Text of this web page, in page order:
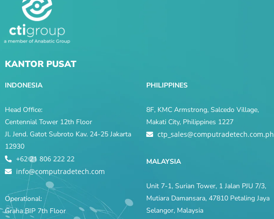
KANTOR PUSAT
INDONESIA
Head Office:
Centennial Tower 12th Floor
Jl. Jend. Gatot Subroto Kav. 24-25 Jakarta
12930
+62 21 806 222 22
info@computradetech.com
Operational:
Graha BIP 7th Floor
PHILIPPINES
8F, KMC Armstrong, Salcedo Village,
Makati City, Philippines 1227
ctp_sales@computradetech.com.ph
MALAYSIA
Unit 7-1, Surian Tower, 1 Jalan PJU 7/3,
Mutiara Damansara, 47810 Petaling Jaya
Selangor, Malaysia